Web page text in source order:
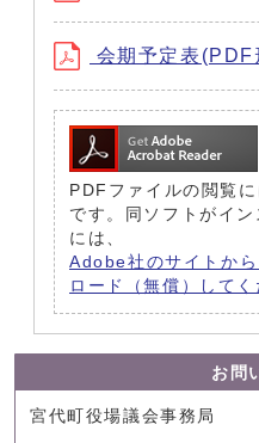
会期予定表
PDFファイルの閲覧
です。同ソフトがイ
には、
Adobe社のサイトか
ロード（無償）してく
お問
宮代町役場議会事務局